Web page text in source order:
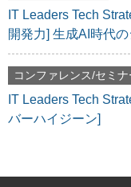
IT Leaders Tech
開発力] 生成AI時代
コンファレンス/セミナ
IT Leaders Tech
バーハイジーン]